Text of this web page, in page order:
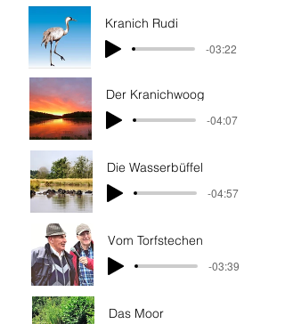
Kranich Rudi
-03:22
Der Kranichwoog
-04:07
Die Wasserbüffel
-04:57
Vom Torfstechen
-03:39
Das Moor